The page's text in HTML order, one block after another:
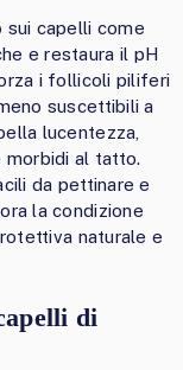
sui capelli come
e restaura il pH
i follicoli piliferi
suscettibili a
lucentezza,
al tatto.
da pettinare e
la condizione
naturale e
di